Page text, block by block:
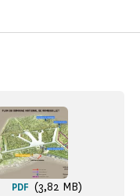
PDF (3,82 MB)